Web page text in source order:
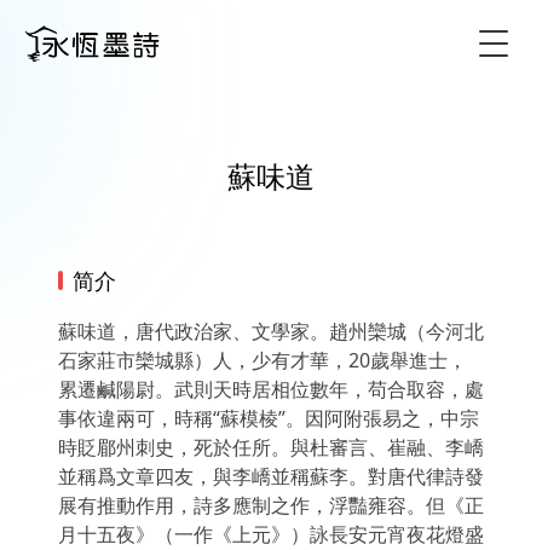
蘇味道
简介
蘇味道，唐代政治家、文學家。趙州欒城（今河北
石家莊市欒城縣）人，少有才華，20歲舉進士，
累遷鹹陽尉。武則天時居相位數年，苟合取容，處
事依違兩可，時稱“蘇模棱”。因阿附張易之，中宗
時貶郿州刺史，死於任所。與杜審言、崔融、李嶠
並稱爲文章四友，與李嶠並稱蘇李。對唐代律詩發
展有推動作用，詩多應制之作，浮豔雍容。但《正
月十五夜》（一作《上元》）詠長安元宵夜花燈盛